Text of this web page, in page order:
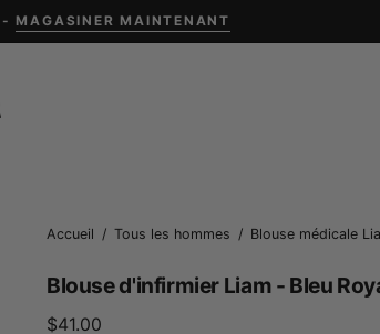
-MAGASINER MAINTENANT
Accueil / Tous les hommes / Blouse médicale
Blouse d'infirmier Liam - Bleu
$41.00